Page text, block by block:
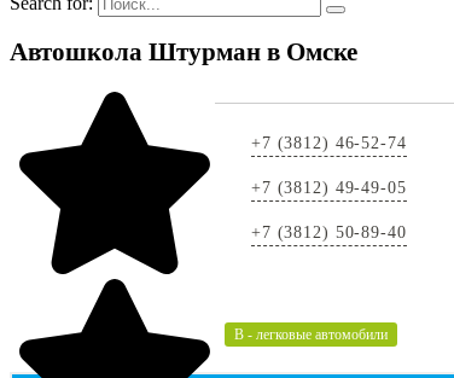
Автошкола Штурман в Омске
+7 (3812) 46-52-74
+7 (3812) 49-49-05
+7 (3812) 50-89-40
B - легковые автомобили